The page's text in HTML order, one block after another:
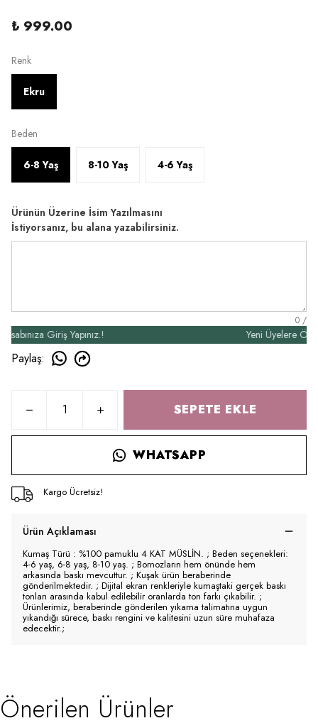
₺ 999.00
Renk
Ekru
Beden
6-8 Yaş 8-10 Yaş 4-6 Yaş
Ürünün Üzerine İsim Yazılmasını
İstiyorsanız, bu alana yazabilirsiniz.
0 /
Giriş Yapınız.! Yeni Üyelere Özel
Paylaş:
SEPETE EKLE
WHATSAPP
Kargo Ücretsiz!
Ürün Açıklaması
Kumaş Türü : %100 pamuklu 4 KAT MÜSLİN. ; Beden seçenekleri:
4-6 yaş, 6-8 yaş, 8-10 yaş. ; Bornozların hem önünde hem
arkasında baskı mevcuttur. ; Kuşak ürün beraberinde
gönderilmektedir. ; Dijital ekran renkleriyle kumaştaki gerçek baskı
tonları arasında kabul edilebilir oranlarda ton farkı çıkabilir. ;
Ürünlerimiz, beraberinde gönderilen yıkama talimatına uygun
yıkandığı sürece, baskı rengini ve kalitesini uzun süre muhafaza
edecektir.;
Önerilen Ürünler